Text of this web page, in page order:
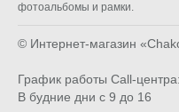
фотоальбомы и рамки.
© Интернет-магазин
График работы Call-центра:
В будние дни с 9 до 16